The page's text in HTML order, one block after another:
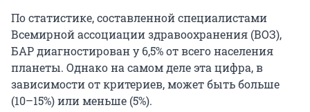
По статистике, составленной специалистами
Всемирной ассоциации здравоохранения (ВОЗ),
БАР диагностирован у 6,5% от всего населения
планеты. Однако на самом деле эта цифра, в
зависимости от критериев, может быть больше
(10–15%) или меньше (5%).